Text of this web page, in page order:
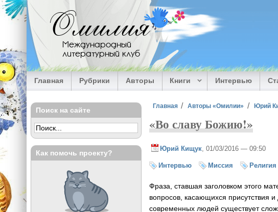
Перейти к основному содержанию
Омилия
Международный
литературный клуб
Главная Рубрики Авторы Книги Интервью
Вы здесь
Главная Авторы «Омилии» Юрий
«Во славу Божию!»
Юрий Кищук , 01/03/2016 — 09:50
Интервью Миссия Религия
Фраза, ставшая заголовком этого
вопросов, касающихся присутствия
современных людей существует
Поиск на сайте
Как помочь проекту?